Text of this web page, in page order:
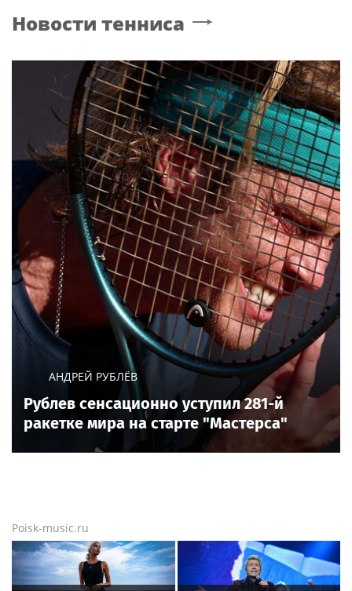
Новости тенниса
АНДРЕЙ РУБЛЁВ
Рублев сенсационно уступил 281-й
ракетке мира на старте "Мастерса"
Poisk-music.ru